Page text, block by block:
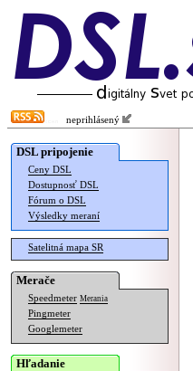
neprihlásený
DSL pripojenie
Ceny DSL
Dostupnosť DSL
Fórum o DSL
Výsledky meraní
Satelitná mapa SR
Merače
Speedmeter Merania
Pingmeter
Googlemeter
Hľadanie